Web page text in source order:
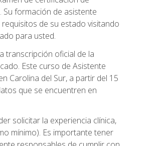
Su formación de asistente
de su estado visitando
para usted.
transcripción oficial de la
Este curso de Asistente
Carolina del Sur, a partir del 15
que se encuentren en
solicitar la experiencia clínica,
mínimo). Es importante tener